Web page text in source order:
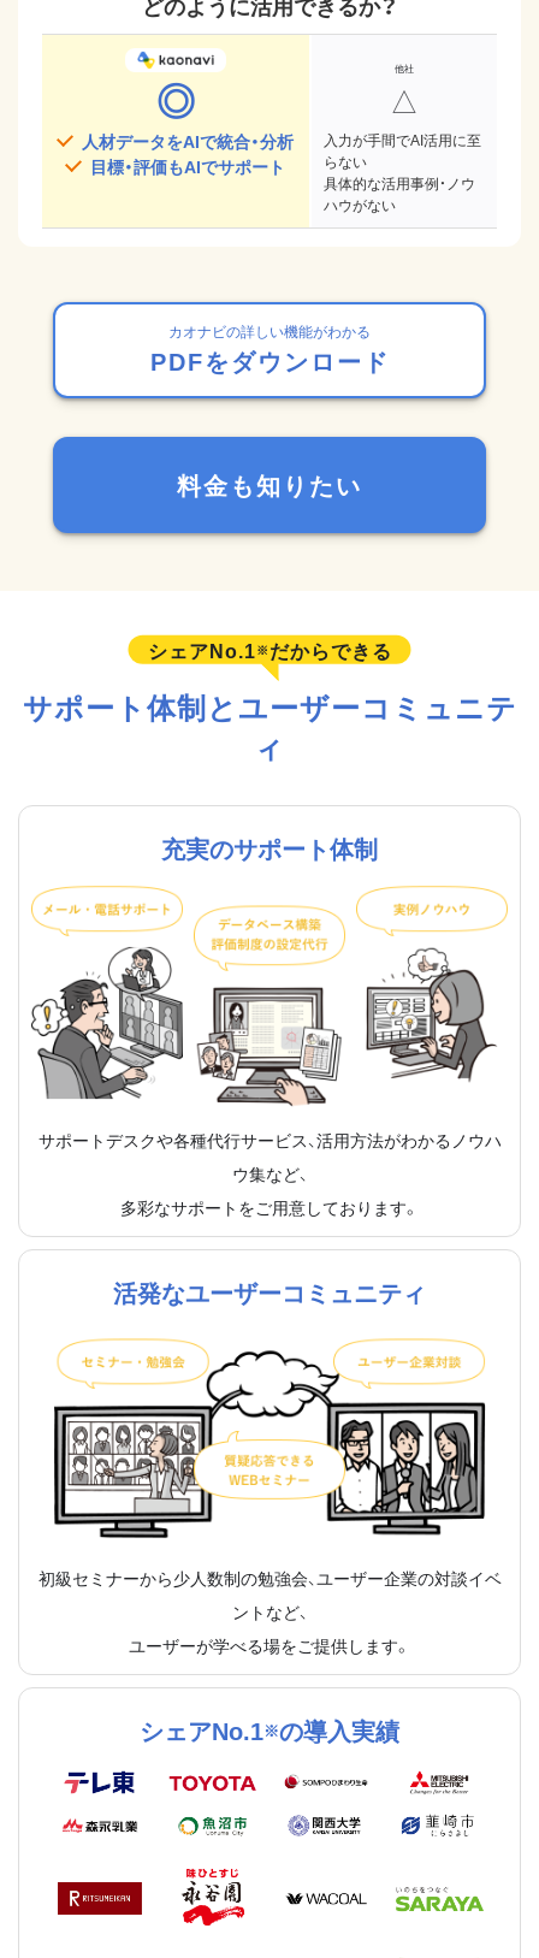
◎
人材データをAIで統合・分析
目標・評価もAIでサポート
△
入力が手間でAI活用に至
らない
具体的な活用事例・ノウ
ハウがない
カオナビの詳しい機能がわかる
PDFをダウンロード
料金も知りたい
シェアNo.1※ だからできる
サポート体制とユーザーコミュニテ
ィ
充実のサポート体制
サポートデスクや各種代行サービス、活用方法がわかるノウハ
ウ集など、
多彩なサポートをご用意しております。
活発なユーザーコミュニティ
初級セミナーから少人数制の勉強会、ユーザー企業の対談イベ
ントなど、
ユーザーが学べる場をご提供します。
シェアNo.1※の導入実績